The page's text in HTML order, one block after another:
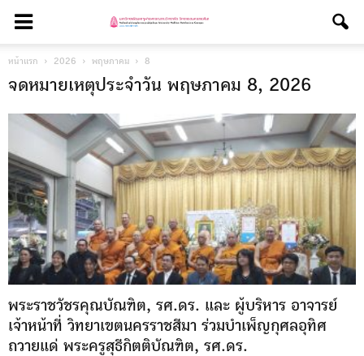
หน้าแรก 2026 พฤษภาคม 8
จดหมายเหตุประจำวัน พฤษภาคม 8, 2026
พระราชวัชรคุณบัณฑิต, รศ.ดร. และ ผู้บริหาร อาจารย์
เจ้าหน้าที่ วิทยาเขตนครราชสีมา ร่วมบำเพ็ญกุศลอุทิศ
ถวายแด่ พระครูสุธีกิตติบัณฑิต, รศ.ดร.